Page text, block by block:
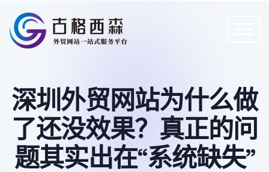
深圳外贸网站为什么做
了还没效果？真正的问
题其实出在“系统缺失”